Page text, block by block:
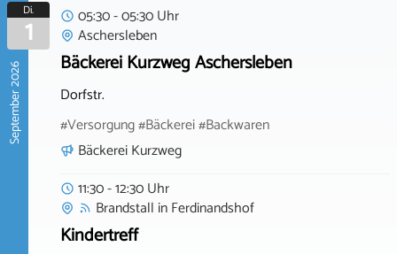
September 2026
Di.
1
05:30 - 05:30 Uhr
Aschersleben
Bäckerei Kurzweg Aschersleben
Dorfstr.
#Versorgung #Bäckerei #Backwaren
Bäckerei Kurzweg
11:30 - 12:30 Uhr
Brandstall inFerdinandshof
Kindertreff